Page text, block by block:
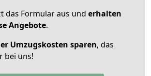
das Formular aus und erhalten
Angebote.
Umzugskosten sparen, das
bei uns!